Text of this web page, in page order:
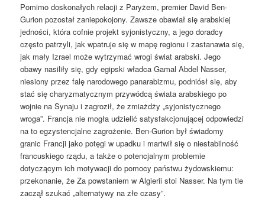
Pomimo doskonałych relacji z Paryżem, premier David Ben-
Gurion pozostał zaniepokojony. Zawsze obawiał się arabskiej
jedności, która cofnie projekt syjonistyczny, a jego doradcy
często patrzyli, jak wpatruje się w mapę regionu i zastanawia się,
jak mały Izrael może wytrzymać wrogi świat arabski. Jego
obawy nasiliły się, gdy egipski władca Gamal Abdel Nasser,
niesiony przez falę narodowego panarabizmu, podniósł się, aby
stać się charyzmatycznym przywódcą świata arabskiego po
wojnie na Synaju i zagroził, że zmiażdży „syjonistycznego
wroga”. Francja nie mogła udzielić satysfakcjonującej odpowiedzi
na to egzystencjalne zagrożenie. Ben-Gurion był świadomy
granic Francji jako potęgi w upadku i martwił się o niestabilność
francuskiego rządu, a także o potencjalnym problemie
dotyczącym ich motywacji do pomocy państwu żydowskiemu:
przekonanie, że Za powstaniem w Algierii stoi Nasser. Na tym tle
zaczął szukać „alternatywy na złe czasy”.